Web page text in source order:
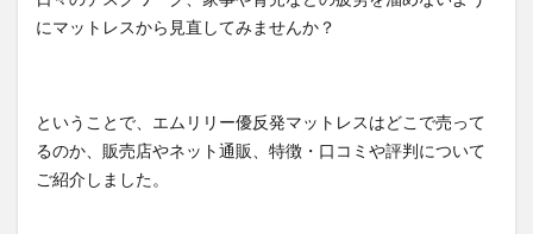
にマットレスから見直してみませんか？
ということで、エムリリー優反発マットレスはどこで売って
るのか、販売店やネット通販、特徴・口コミや評判について
ご紹介しました。